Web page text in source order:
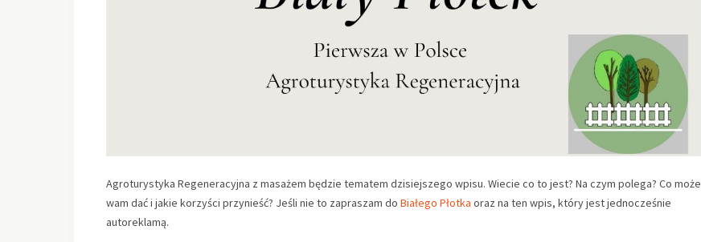
Agroturystyka Regeneracyjna z masażem będzie tematem dzisiejszego wpisu. Wiecie co to jest? Na czym polega? Co może
wam dać i jakie korzyści przynieść? Jeśli nie to zapraszam do Białego Płotka oraz na ten wpis, który jest jednocześnie
autoreklamą.